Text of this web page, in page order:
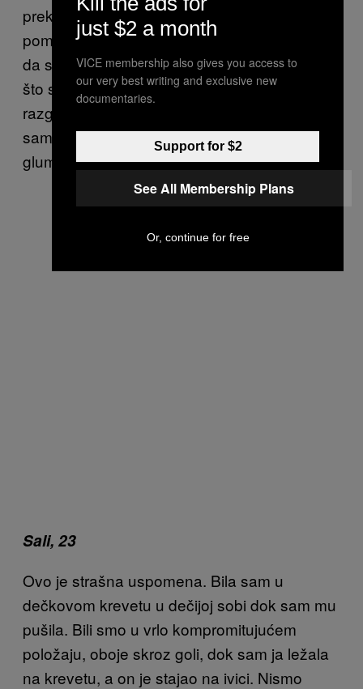
preko glave i stegao je da ne može da se
pomera… zato što sam mislio da ako izgleda
da se rvemo da će to imati više smisla? Sve
što sam rekao je „OK“, i to je bio kraj
razgovora. Do dana današnjeg, ne znam da li
sam bio uhvaćen, ili je samo izgledalo kao da
glumim scenu iz Gladijatora.
Sali, 23
Ovo je strašna uspomena. Bila sam u
dečkovom krevetu u dečijoj sobi dok sam mu
pušila. Bili smo u vrlo kompromitujućem
položaju, oboje skroz goli, dok sam ja ležala
na krevetu, a on je stajao na ivici. Nismo
just $2 a month
VICE membership also gives you access to
our very best writing and exclusive new
documentaries.
Support for $2
See All Membership Plans
Or, continue for free